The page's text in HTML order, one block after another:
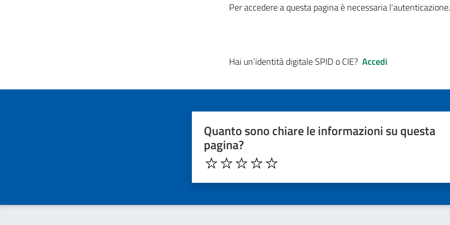
Per accedere a questa pagina è necessaria l'autenticazione.
Hai un’identità digitale SPID o CIE? Accedi
Quanto sono chiare le informazioni su questa
pagina?